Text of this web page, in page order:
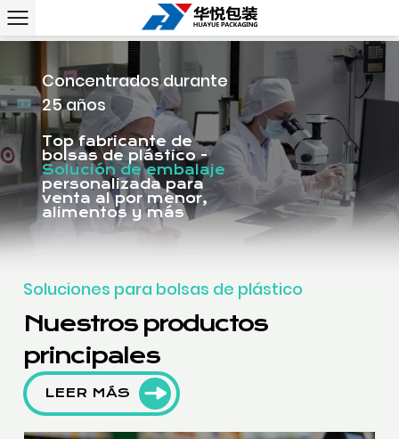
Concentrados durante
25 años
Top fabricante de
bolsas de plástico -
Solución de embalaje
personalizada para
venta al por menor,
alimentos y más
Soluciones para bolsas de plástico
Nuestros productos
principales
LEER MÁS